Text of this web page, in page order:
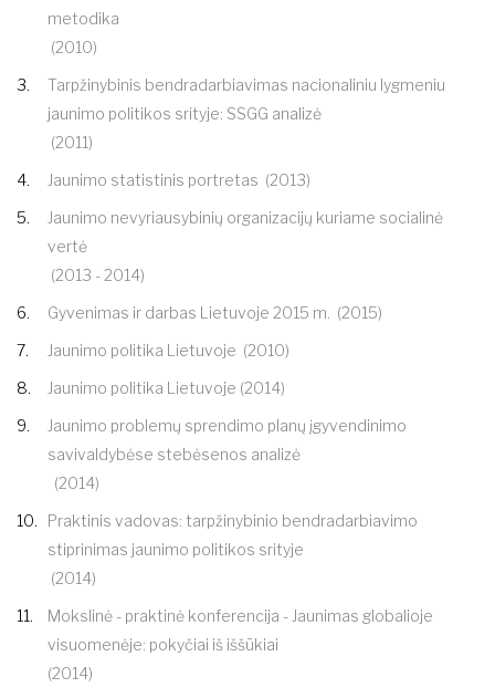
metodika
(2010)
Tarpžinybinis bendradarbiavimas nacionaliniu lygmeniu
jaunimo politikos srityje: SSGG analizė
(2011)
Jaunimo statistinis portretas (2013)
Jaunimo nevyriausybinių organizacijų kuriame socialinė
vertė
(2013 - 2014)
Gyvenimas ir darbas Lietuvoje 2015 m.
(2015)
Jaunimo politika Lietuvoje (2010)
Jaunimo politika Lietuvoje (2014)
Jaunimo problemų sprendimo planų įgyvendinimo
savivaldybėse stebėsenos analizė
(2014)
Praktinis vadovas: tarpžinybinio bendradarbiavimo
stiprinimas jaunimo politikos srityje
(2014)
Mokslinė - praktinė konferencija - Jaunimas globalioje
visuomenėje: pokyčiai iš iššūkiai
(2014)